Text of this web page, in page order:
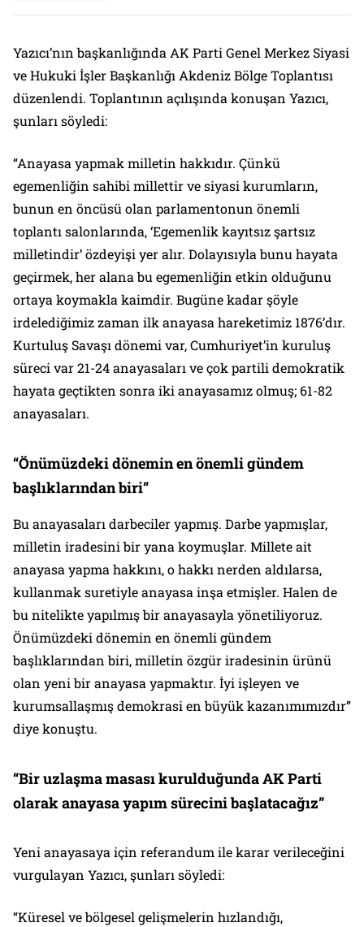
Yazıcı’nın başkanlığında AK Parti Genel Merkez Siyasi
ve Hukuki İşler Başkanlığı Akdeniz Bölge Toplantısı
düzenlendi. Toplantının açılışında konuşan Yazıcı,
şunları söyledi:
“Anayasa yapmak milletin hakkıdır. Çünkü
egemenliğin sahibi millettir ve siyasi kurumların,
bunun en öncüsü olan parlamentonun önemli
toplantı salonlarında, ‘Egemenlik kayıtsız şartsız
milletindir’ özdeyişi yer alır. Dolayısıyla bunu hayata
geçirmek, her alana bu egemenliğin etkin olduğunu
ortaya koymakla kaimdir. Bugüne kadar şöyle
irdelediğimiz zaman ilk anayasa hareketimiz 1876’dır.
Kurtuluş Savaşı dönemi var, Cumhuriyet’in kuruluş
süreci var 21-24 anayasaları ve çok partili demokratik
hayata geçtikten sonra iki anayasamız olmuş; 61-82
anayasaları.
“Önümüzdeki dönemin en önemli gündem
başlıklarından biri”
Bu anayasaları darbeciler yapmış. Darbe yapmışlar,
milletin iradesini bir yana koymuşlar. Millete ait
anayasa yapma hakkını, o hakkı nerden aldılarsa,
kullanmak suretiyle anayasa inşa etmişler. Halen de
bu nitelikte yapılmış bir anayasayla yönetiliyoruz.
Önümüzdeki dönemin en önemli gündem
başlıklarından biri, milletin özgür iradesinin ürünü
olan yeni bir anayasa yapmaktır. İyi işleyen ve
kurumsallaşmış demokrasi en büyük kazanımımızdır”
diye konuştu.
“Bir uzlaşma masası kurulduğunda AK Parti
olarak anayasa yapım sürecini başlatacağız”
Yeni anayasaya için referandum ile karar verileceğini
vurgulayan Yazıcı, şunları söyledi:
“Küresel ve bölgesel gelişmelerin hızlandığı,